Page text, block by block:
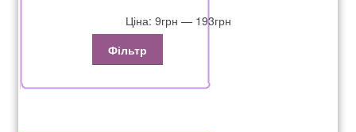
Ціна: 9грн — 193грн
Фільтр